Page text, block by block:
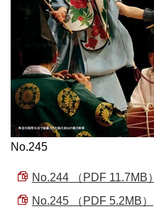
No.245
No.244 （PDF 11.7MB）
No.245 （PDF 5.2MB）